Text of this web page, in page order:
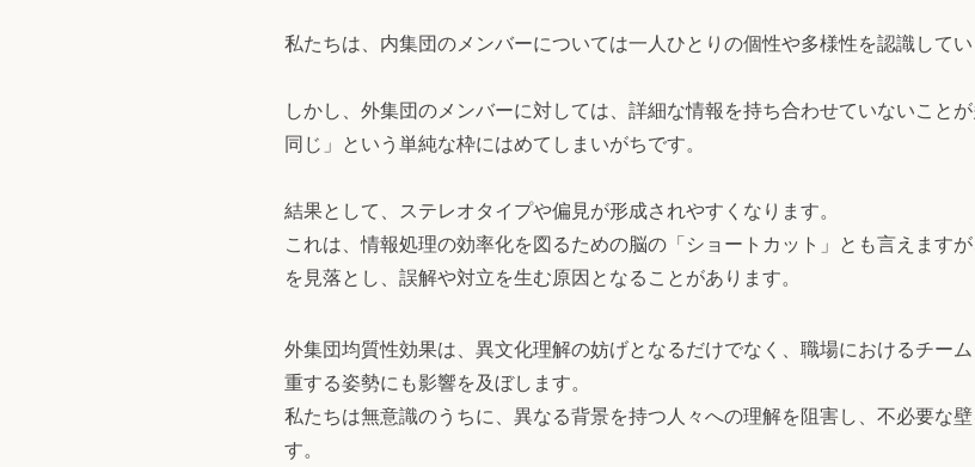
私たちは、内集団のメンバーについては一人ひとりの個性や多様性を認識してい
しかし、外集団のメンバーに対しては、詳細な情報を持ち合わせていないこと
同じ」という単純な枠にはめてしまいがちです。
結果として、ステレオタイプや偏見が形成されやすくなります。
これは、情報処理の効率化を図るための脳の「ショートカット」とも言えます
を見落とし、誤解や対立を生む原因となることがあります。
外集団均質性効果は、異文化理解の妨げとなるだけでなく、職場におけるチー
重する姿勢にも影響を及ぼします。
私たちは無意識のうちに、異なる背景を持つ人々への理解を阻害し、不必要な
す。